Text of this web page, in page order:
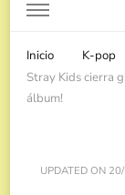
Inicio
K-pop
Stray Kids cierra
álbum!
UPDATED ON